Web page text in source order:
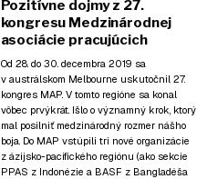
Pozitívne dojmy z 27.
kongresu Medzinárodnej
asociácie pracujúcich
Od 28. do 30. decembra 2019 sa
v austrálskom Melbourne uskutočnil 27.
kongres MAP. V tomto regióne sa konal
vôbec prvýkrát. Išlo o významný krok, ktorý
mal posilniť medzinárodný rozmer nášho
boja. Do MAP vstúpili tri nové organizácie
z ázijsko-pacifického regiónu (ako sekcie
PPAS z Indonézie a BASF z Bangladéša